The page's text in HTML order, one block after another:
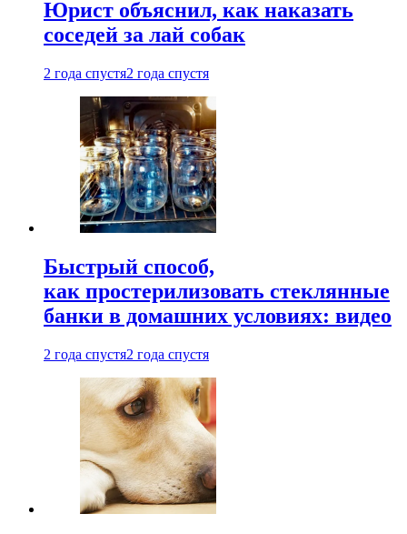
Юрист объяснил, как наказать
соседей за лай собак
2 года спустя2 года спустя
Быстрый способ,
как простерилизовать стеклянные
банки в домашних условиях: видео
2 года спустя2 года спустя